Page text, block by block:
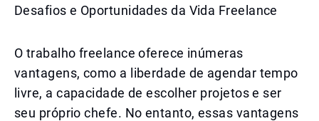
Desafios e Oportunidades da Vida Freelance
O trabalho freelance oferece inúmeras
vantagens, como a liberdade de agendar tempo
livre, a capacidade de escolher projetos e ser
seu próprio chefe. No entanto, essas vantagens